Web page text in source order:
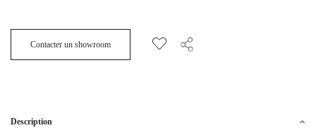
Contacter un showroom
Description